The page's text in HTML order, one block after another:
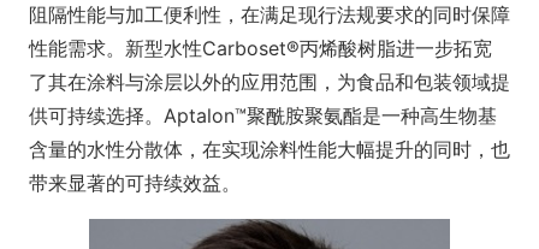
阻隔性能与加工便利性，在满足现行法规要求的同时保障
性能需求。新型水性Carboset®丙烯酸树脂进一步拓宽
了其在涂料与涂层以外的应用范围，为食品和包装领域提
供可持续选择。Aptalon™聚酰胺聚氨酯是一种高生物基
含量的水性分散体，在实现涂料性能大幅提升的同时，也
带来显著的可持续效益。